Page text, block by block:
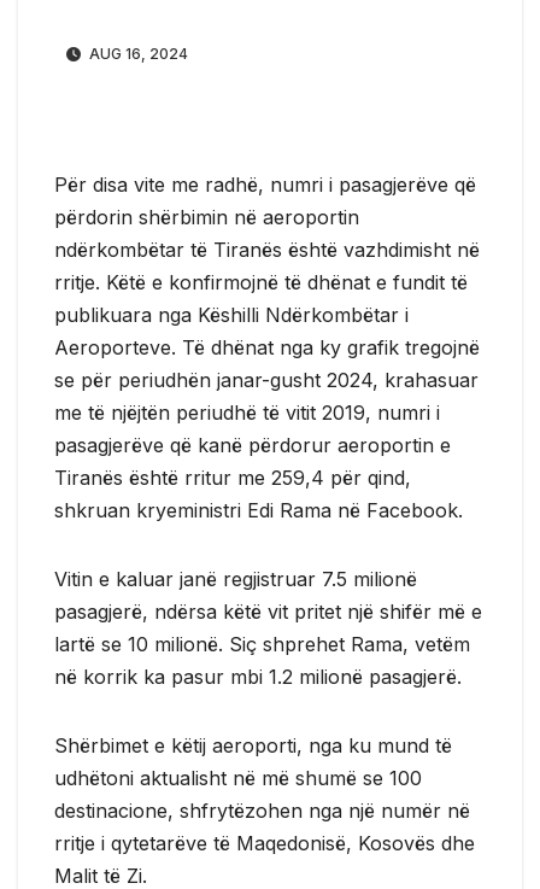
AUG 16, 2024
Për disa vite me radhë, numri i pasagjerëve që
përdorin shërbimin në aeroportin
ndërkombëtar të Tiranës është vazhdimisht në
rritje. Këtë e konfirmojnë të dhënat e fundit të
publikuara nga Këshilli Ndërkombëtar i
Aeroporteve. Të dhënat nga ky grafik tregojnë
se për periudhën janar-gusht 2024, krahasuar
me të njëjtën periudhë të vitit 2019, numri i
pasagjerëve që kanë përdorur aeroportin e
Tiranës është rritur me 259,4 për qind,
shkruan kryeministri Edi Rama në Facebook.
Vitin e kaluar janë regjistruar 7.5 milionë
pasagjerë, ndërsa këtë vit pritet një shifër më e
lartë se 10 milionë. Siç shprehet Rama, vetëm
në korrik ka pasur mbi 1.2 milionë pasagjerë.
Shërbimet e këtij aeroporti, nga ku mund të
udhëtoni aktualisht në më shumë se 100
destinacione, shfrytëzohen nga një numër në
rritje i qytetarëve të Maqedonisë, Kosovës dhe
Malit të Zi.